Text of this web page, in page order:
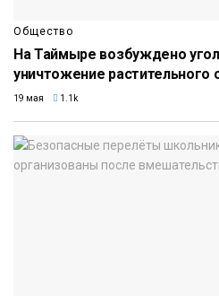
Общество
На Таймыре возбуждено
уничтожение растительного
19 мая 1.1k